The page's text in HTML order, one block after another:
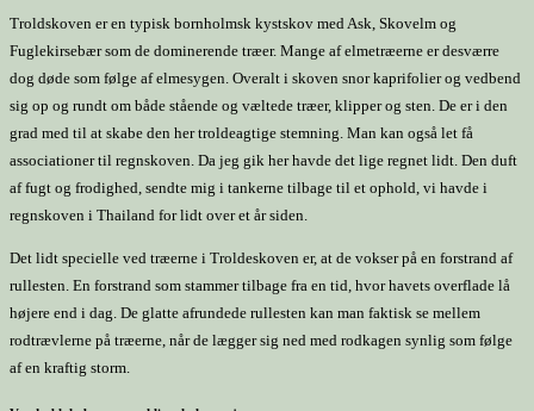
Troldskoven er en typisk bornholmsk kystskov med Ask, Skovelm og
Fuglekirsebær som de dominerende træer. Mange af elmetræerne er desværre
dog døde som følge af elmesygen. Overalt i skoven snor kaprifolier og vedbend
sig op og rundt om både stående og væltede træer, klipper og sten. De er i den
grad med til at skabe den her troldeagtige stemning. Man kan også let få
associationer til regnskoven. Da jeg gik her havde det lige regnet lidt. Den duft
af fugt og frodighed, sendte mig i tankerne tilbage til et ophold, vi havde i
regnskoven i Thailand for lidt over et år siden.
Det lidt specielle ved træerne i Troldeskoven er, at de vokser på en forstrand af
rullesten. En forstrand som stammer tilbage fra en tid, hvor havets overflade lå
højere end i dag. De glatte afrundede rullesten kan man faktisk se mellem
rodtrævlerne på træerne, når de lægger sig ned med rodkagen synlig som følge
af en kraftig storm.